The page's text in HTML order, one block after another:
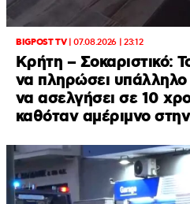
BIGPOST TV|07.08.2026 | 23:12
Κρήτη – Σοκαριστικό:
να πληρώσει υπάλληλο
να ασελγήσει σε 10
καθόταν αμέριμνο